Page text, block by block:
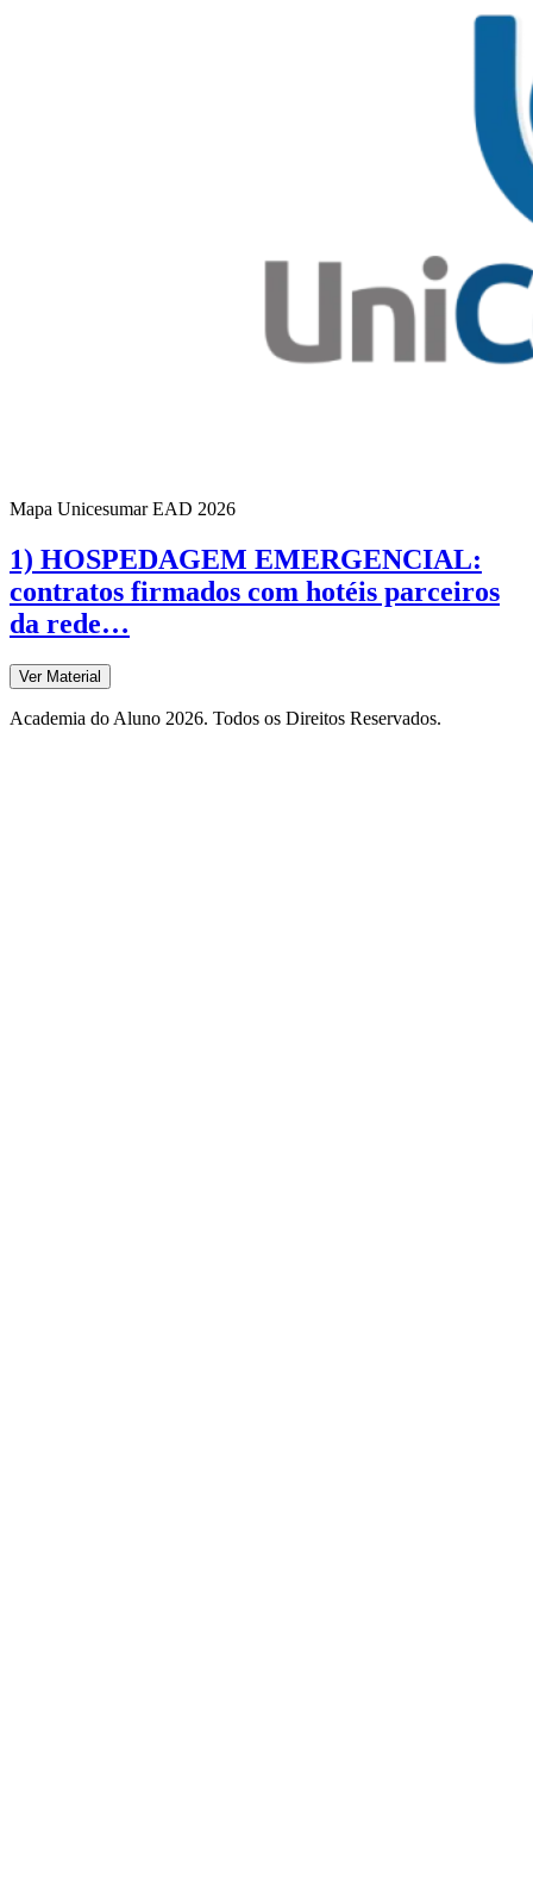
Mapa Unicesumar EAD 2026
1) HOSPEDAGEM EMERGENCIAL:
contratos firmados com hotéis parceiros
da rede…
Ver Material
Academia do Aluno 2026. Todos os Direitos Reservados.